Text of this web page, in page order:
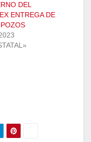
DEL
ENTREGA DE